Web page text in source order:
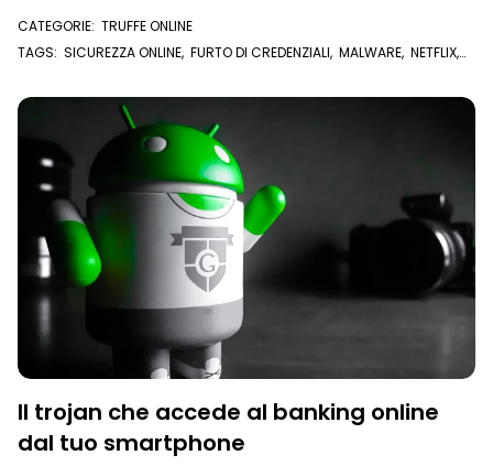
CATEGORIE: TRUFFE ONLINE
TAGS: SICUREZZA ONLINE, FURTO DI CREDENZIALI, MALWARE, NETFLIX,
Il trojan che accede al banking online
dal tuo smartphone